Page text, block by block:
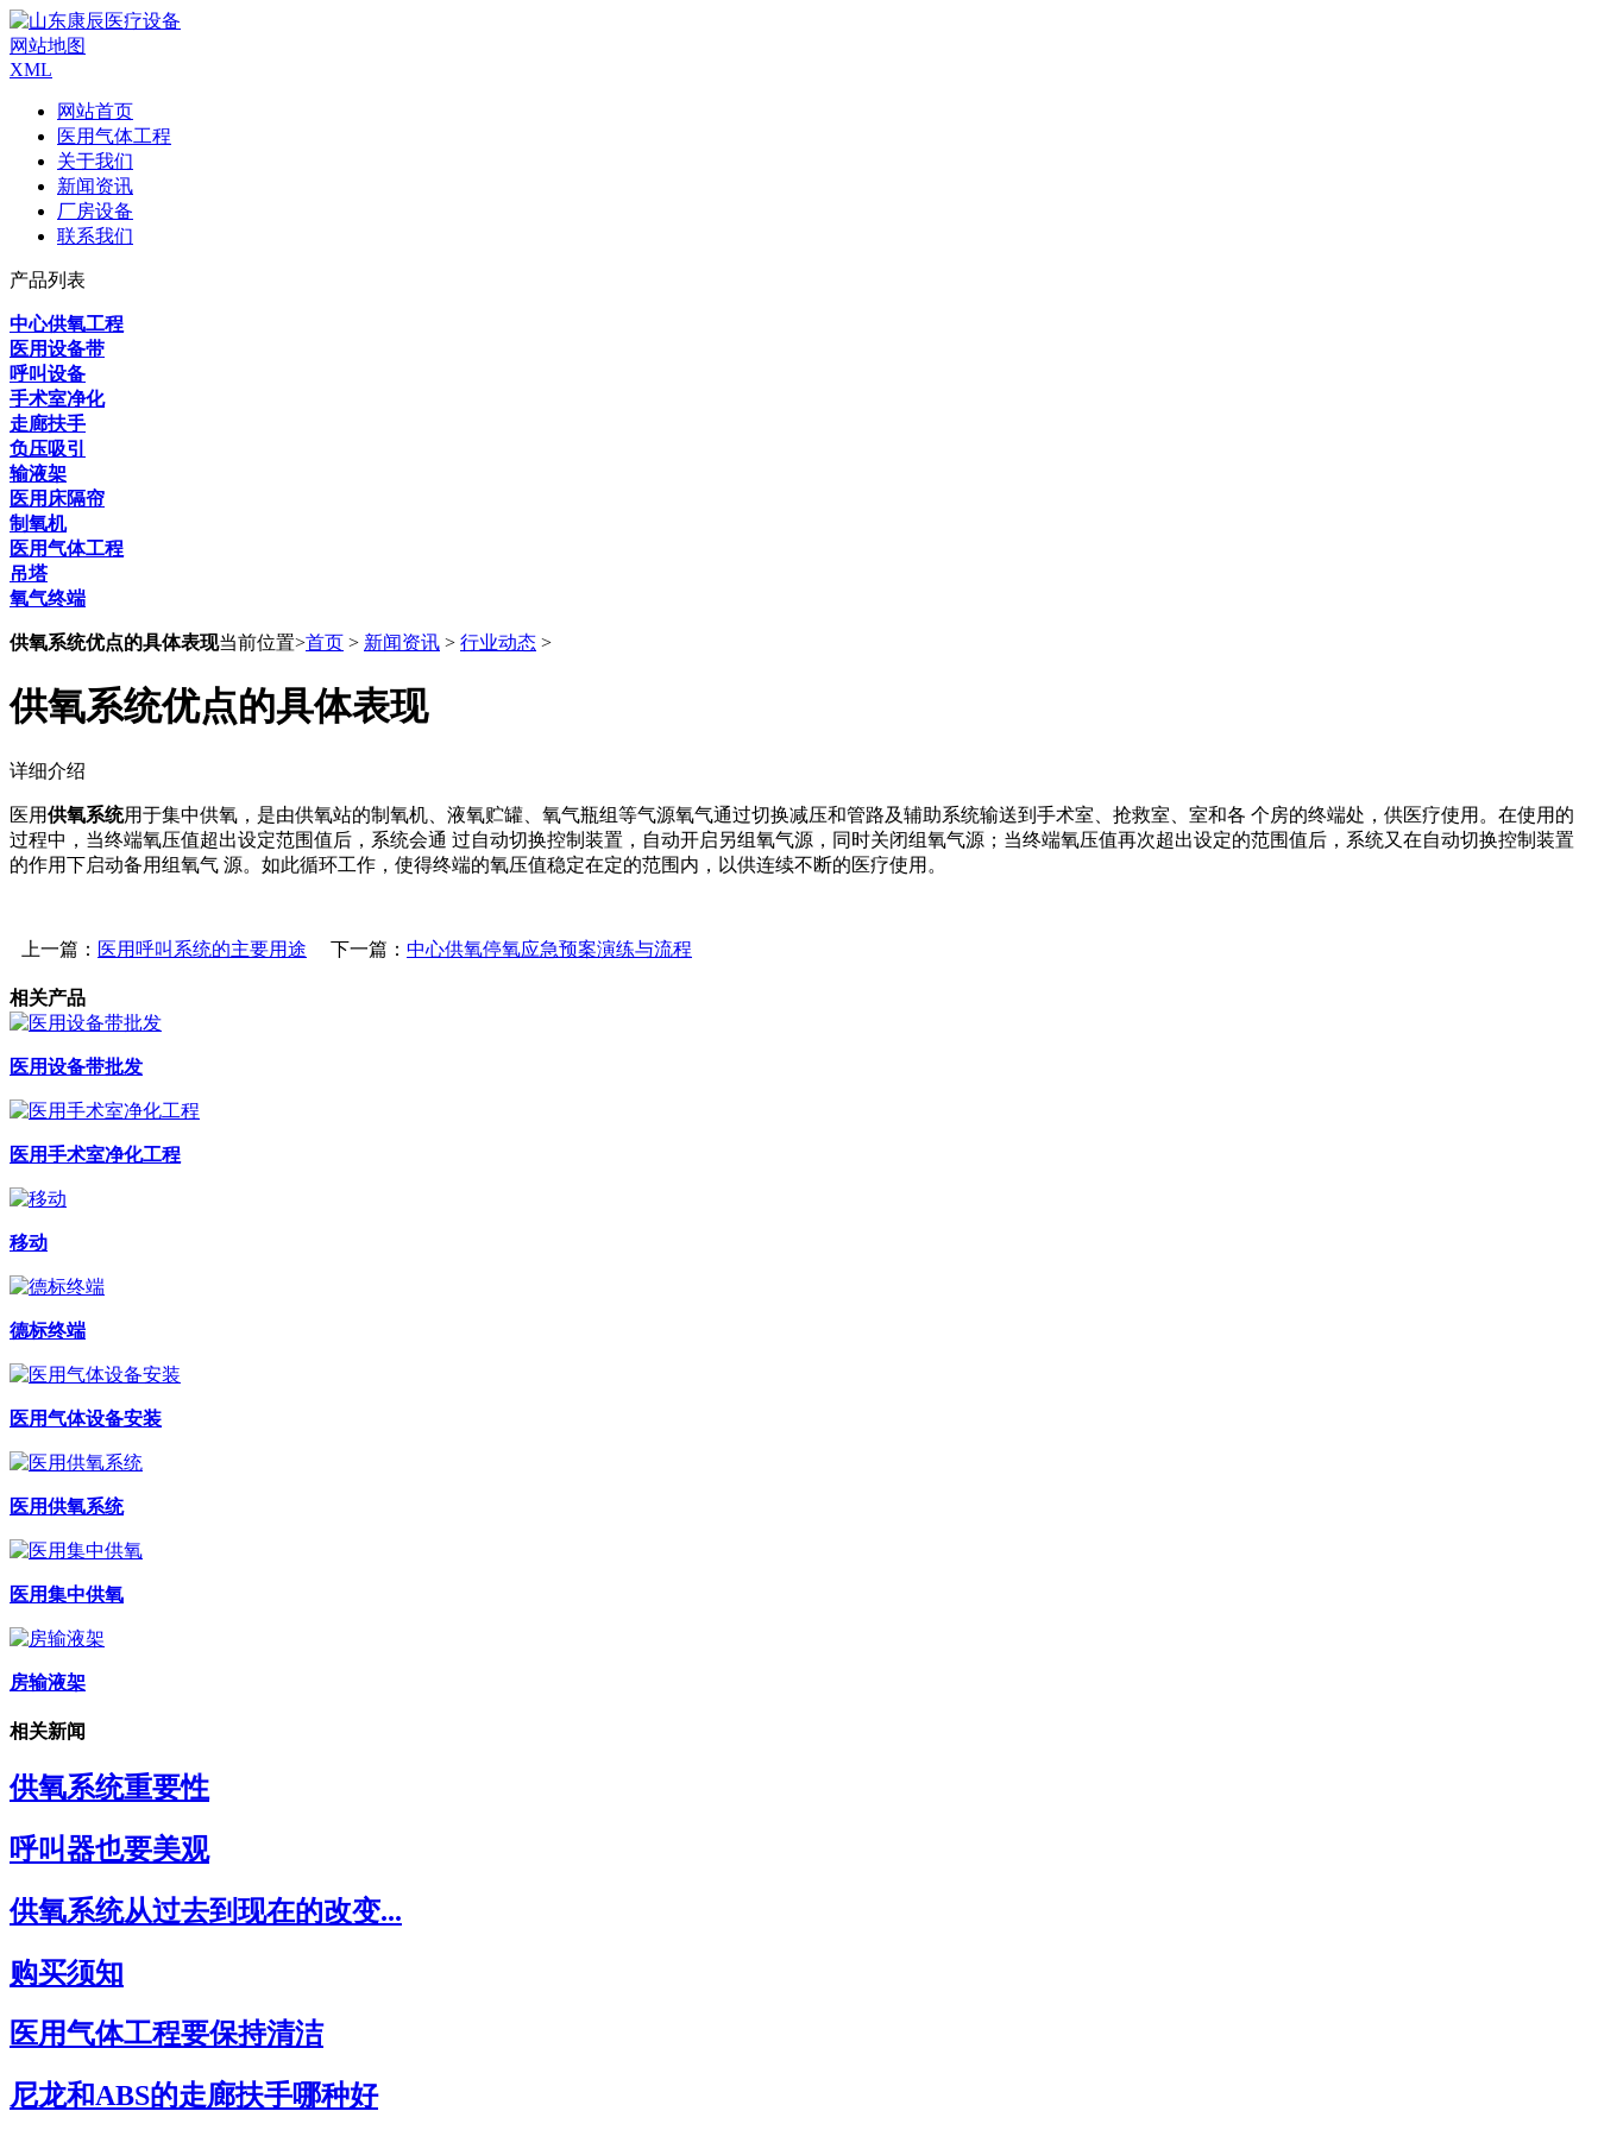
网站地图
XML
网站首页
医用气体工程
关于我们
新闻资讯
厂房设备
联系我们
产品列表
中心供氧工程
医用设备带
呼叫设备
手术室净化
走廊扶手
负压吸引
输液架
医用床隔帘
制氧机
医用气体工程
吊塔
氧气终端
供氧系统优点的具体表现当前位置>首页 > 新闻资讯 > 行业动态 >
供氧系统优点的具体表现
详细介绍
医用供氧系统用于集中供氧，是由供氧站的制氧机、液氧贮罐、氧气瓶组等气源氧气通过切换减压和管路及辅助系统输送到手术室、抢救室、室和各 个房的终端处，供医疗使用。在使用的
过程中，当终端氧压值超出设定范围值后，系统会通 过自动切换控制装置，自动开启另组氧气源，同时关闭组氧气源；当终端氧压值再次超出设定的范围值后，系统又在自动切换控制装置
的作用下启动备用组氧气 源。如此循环工作，使得终端的氧压值稳定在定的范围内，以供连续不断的医疗使用。
上一篇： 医用呼叫系统的主要用途 下一篇： 中心供氧停氧应急预案演练与流程
相关产品
医用设备带批发
医用手术室净化工程
移动
德标终端
医用气体设备安装
医用供氧系统
医用集中供氧
房输液架
相关新闻
供氧系统重要性
呼叫器也要美观
供氧系统从过去到现在的改变...
购买须知
医用气体工程要保持清洁
尼龙和ABS的走廊扶手哪种好